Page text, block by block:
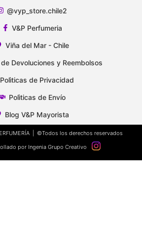
@vyp_store.chile2
V&P Perfumeria
Viña del Mar - Chile
Devoluciones y Reembolsos
Polìticas de Privacidad
Polìticas de Envío
Blog V&P Mayorista
| ©Todos los derechos reservados
por Ingenia Grupo Creativo